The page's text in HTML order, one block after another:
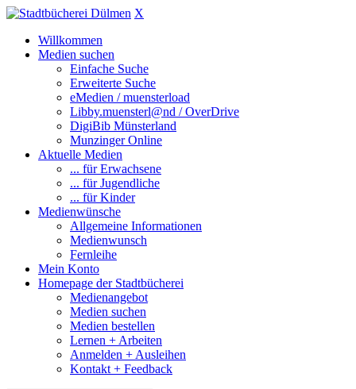
X
Willkommen
Medien suchen
Einfache Suche
Erweiterte Suche
eMedien / muensterload
Libby.muensterl@nd / OverDrive
DigiBib Münsterland
Munzinger Online
Aktuelle Medien
... für Erwachsene
... für Jugendliche
... für Kinder
Medienwünsche
Allgemeine Informationen
Medienwunsch
Fernleihe
Mein Konto
Homepage der Stadtbücherei
Medienangebot
Medien suchen
Medien bestellen
Lernen + Arbeiten
Anmelden + Ausleihen
Kontakt + Feedback